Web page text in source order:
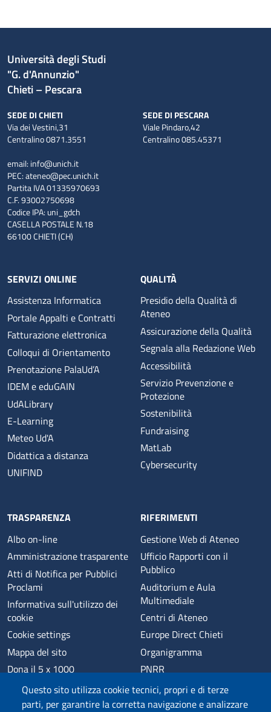
Questo sito utilizza cookie tecnici, propri e di terze
parti, per garantire la corretta navigazione e analizzare
Università degli Studi
"G. d'Annunzio"
Chieti – Pescara
SEDE DI CHIETI
Via dei Vestini,31
Centralino 0871.3551
SEDE DI PESCARA
Viale Pindaro,42
Centralino 085.45371
email: info@unich.it
PEC:ateneo@pec.unich.it
Partita IVA 01335970693
C.F. 93002750698
Codice IPA: uni_gdch
CASELLA POSTALE N.18
66100 CHIETI (CH)
SERVIZI ONLINE
Assistenza Informatica
Portale Appalti e Contratti
Fatturazione elettronica
Colloqui di Orientamento
Prenotazione PalaUd’A
IDEM e eduGAIN
UdALibrary
E-Learning
Meteo Ud'A
Didattica a distanza
UNIFIND
QUALITÀ
Presidio della Qualità di
Ateneo
Assicurazione della Qualità
Segnala alla Redazione Web
Accessibilità
Servizio Prevenzione e
Protezione
Sostenibilità
Fundraising
MatLab
Cybersecurity
TRASPARENZA
Albo on-line
Amministrazione trasparente
Atti di Notifica per Pubblici
Proclami
Informativa sull'utilizzo dei
cookie
Cookie settings
Mappa del sito
Dona il 5 x 1000
Phishing
Privacy
RIFERIMENTI
Gestione Web di Ateneo
Ufficio Rapporti con il
Pubblico
Auditorium e Aula
Multimediale
Centri di Ateneo
Europe Direct Chieti
Organigramma
PNRR
Alumni
Sede di Chieti